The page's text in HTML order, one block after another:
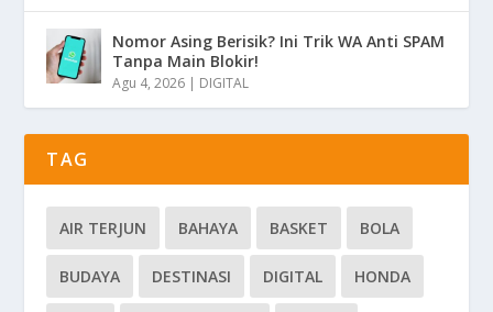
Nomor Asing Berisik? Ini Trik WA Anti SPAM
Tanpa Main Blokir!
Agu 4, 2026 | DIGITAL
TAG
AIR TERJUN BAHAYA BASKET BOLA
BUDAYA DESTINASI DIGITAL HONDA